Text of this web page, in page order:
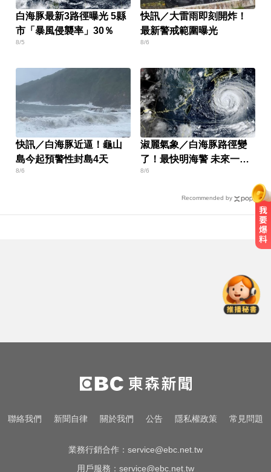
白海豚最新3路徑曝光 5縣
市「暴風侵襲率」30％
8/5
快訊／大雷雨即刻開炸！
最新警戒範圍曝光
8/6
快訊／白海豚近逼！龜山
島今起預警性封島4天
8/6
淑麗氣象／白海豚路徑變
了！最快明海警 未來一週
降雨熱區曝
8/6
Recommended by
給水手終止4連勝
漢光首日共機大舉逼近！偵獲14架
共機、9艘共艦
TPBL／官宣確定了！林庭謙重磅加
聯絡我們 新聞自律 關於我們 公告 隱私權政策 常見問題
業務行銷合作： service@ebc.net.tw
用戶服務： service@ebc.net.tw